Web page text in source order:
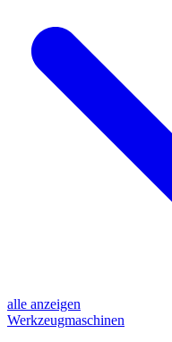
alle anzeigen
Werkzeugmaschinen